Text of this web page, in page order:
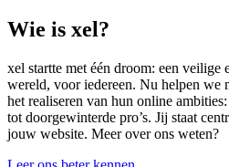
Wie is xel?
xel startte met één droom: een veilige
wereld, voor iedereen. Nu helpen we
het realiseren van hun online
tot doorgewinterde pro’s. Jij staat
jouw website. Meer over ons weten?